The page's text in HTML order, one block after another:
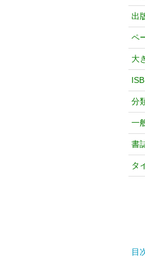
出
ペ
大
分
一
書
タ
目